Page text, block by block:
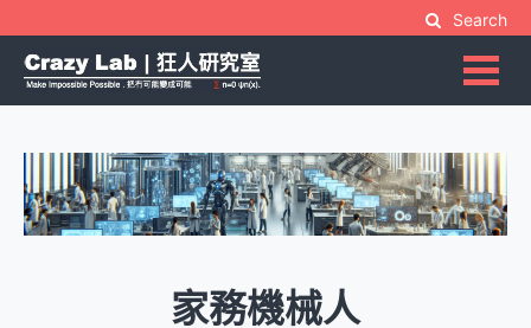
content
Search
Make Impossible Possible | 把冇可能變成可能
家務機械人